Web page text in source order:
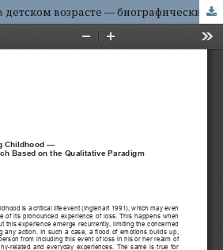
Потеря родителя в детском возрасте — биографические исследования, основанные на качественной парадигме